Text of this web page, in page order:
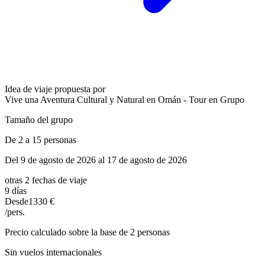
Idea de viaje propuesta por
Vive una Aventura Cultural y Natural en Omán - Tour en Grupo
Tamaño del grupo
De 2 a 15 personas
Del 9 de agosto de 2026 al 17 de agosto de 2026
otras 2 fechas de viaje
9 días
Desde1330 €
/pers.
Precio calculado sobre la base de 2 personas
Sin vuelos internacionales